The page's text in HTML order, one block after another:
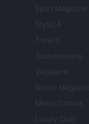
Sport Magazine
Style24
Think.it
Tuobenessere
Viaggiamo
Nonne Magazine
Milano Cortina
Luxury Club